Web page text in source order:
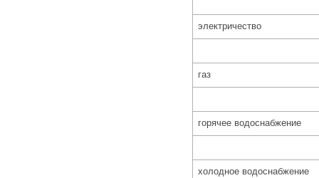
электричество
газ
горячее водоснабжение
холодное водоснабжение